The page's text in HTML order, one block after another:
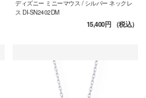
ディズニー ミニーマウス / シルバー ネックレ
ス DI-SN2402DM
15,400円（税込）